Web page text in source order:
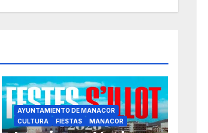
AYUNTAMIENTO DE MANACOR
CULTURA
FIESTAS MANACOR